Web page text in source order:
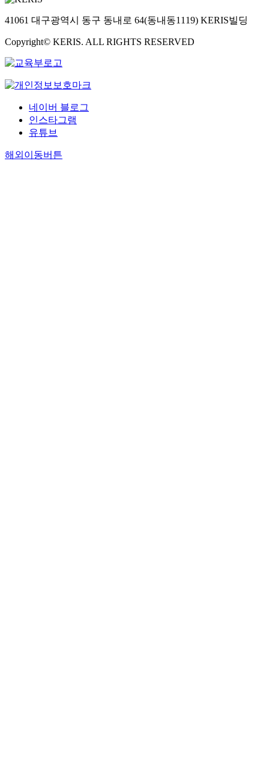
41061 대구광역시 동구 동내로 64(동내동1119) KERIS빌딩
Copyright© KERIS. ALL RIGHTS RESERVED
네이버 블로그
인스타그램
유튜브
해외이동버튼